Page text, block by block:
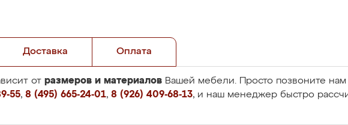
Доставка Оплата
от размеров и материалов Вашей мебели. Просто позвоните
55, 8 (495) 665-24-01, 8 (926) 409-68-13, и наш менеджер быстро